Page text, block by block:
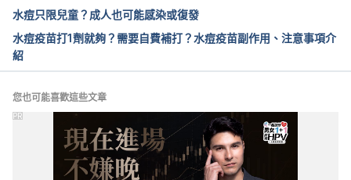
%20%E7%9A%AE%E8%86%9A%E7%A7%91%E9%8
6%AB%E5%AD%B8%E6%9C%83%E8%A1%9B%E6
4.帶狀皰疹疫苗分兩類 年齡是關鍵（爲恭紀念醫院）
https://www.weigong.org.tw/NewsInfo/NewsArticle
?no=130 Accessed May 16, 2023
水痘只限兒童？成人也可能感染或復發
水痘疫苗打1劑就夠？需要自費補打？水痘疫苗副作用、注意事項介
紹
您也可能喜歡這些文章
PR